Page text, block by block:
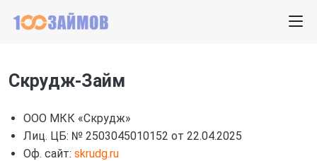
Скрудж-Займ
ООО МКК «Скрудж»
Лиц. ЦБ: № 2503045010152 от 22.04.2025
Оф. сайт: skrudg.ru